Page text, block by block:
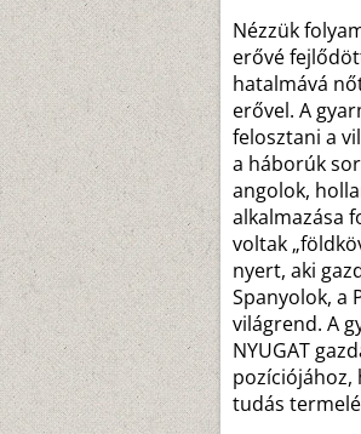
Nézzük
erővé
hatalmává
erővel. A
felosztani a
a háborúk
angolok,
alkalmazása
voltak
nyert, aki
Spanyolok, a
világrend. A
NYUGAT
pozíciójához,
tudás